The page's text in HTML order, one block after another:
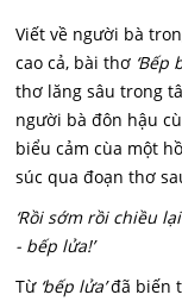
Viết về người bà
cao cả, bài thơ ‘Bếp
thơ lăng sâu trong
người bà đôn hậu
biểu cảm cùa một
súc qua đoạn thơ
‘Rồi sớm rồi chiều
- bếp lửa!’
Từ ‘bếp lửa’đã biến